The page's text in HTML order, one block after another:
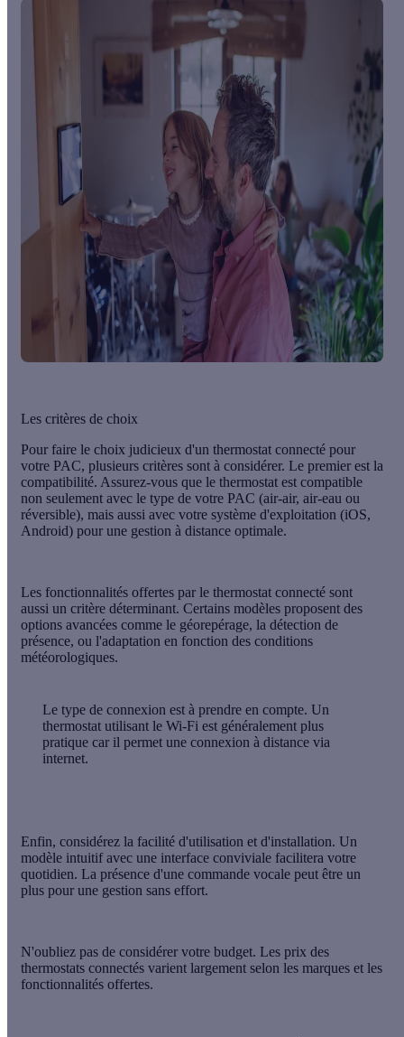
Les critères de choix
Pour faire le choix judicieux d'un thermostat connecté pour
votre PAC, plusieurs critères sont à considérer. Le premier est la
compatibilité. Assurez-vous que le thermostat est compatible
non seulement avec le type de votre PAC (air-air, air-eau ou
réversible), mais aussi avec votre système d'exploitation (iOS,
Android) pour une gestion à distance optimale.
Les fonctionnalités offertes par le thermostat connecté sont
aussi un critère déterminant. Certains modèles proposent des
options avancées comme le géorepérage, la détection de
présence, ou l'adaptation en fonction des conditions
météorologiques.
Le type de connexion est à prendre en compte. Un
thermostat utilisant le Wi-Fi est généralement plus
pratique car il permet une connexion à distance via
internet.
Enfin, considérez la facilité d'utilisation et d'installation. Un
modèle intuitif avec une interface conviviale facilitera votre
quotidien. La présence d'une commande vocale peut être un
plus pour une gestion sans effort.
N'oubliez pas de considérer votre budget. Les prix des
thermostats connectés varient largement selon les marques et les
fonctionnalités offertes.